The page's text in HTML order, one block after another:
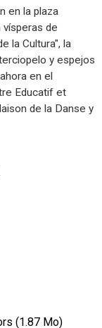
en la plaza
vísperas de
la Cultura", la
y espejos
en el
Educatif et
de la Danse y
(1.87 Mo)